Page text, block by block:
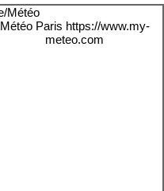
Météo Paris https://www.my-
meteo.com